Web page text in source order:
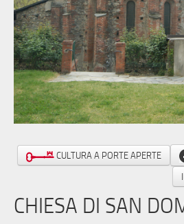
CULTURA A PORTE APERTE
CHIESA DI SAN